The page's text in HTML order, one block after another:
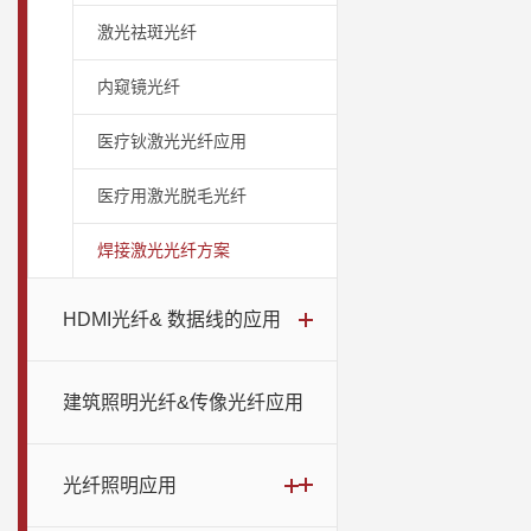
激光祛斑光纤
内窥镜光纤
医疗钬激光光纤应用
医疗用激光脱毛光纤
焊接激光光纤方案
HDMI光纤& 数据线的应用
建筑照明光纤&传像光纤应用
光纤照明应用